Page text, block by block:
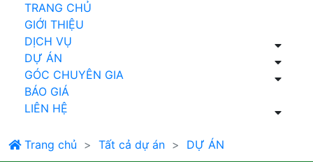
TRANG CHỦ
GIỚI THIỆU
DỊCH VỤ
DỰ ÁN
GÓC CHUYÊN GIA
BÁO GIÁ
LIÊN HỆ
Trang chủ Tất cả dự án DỰ ÁN